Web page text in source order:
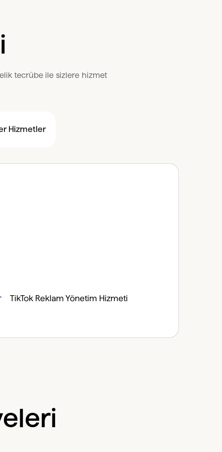
tecrübe ile sizlere hizmet
Hizmetler
TikTok Reklam Yönetim Hizmeti